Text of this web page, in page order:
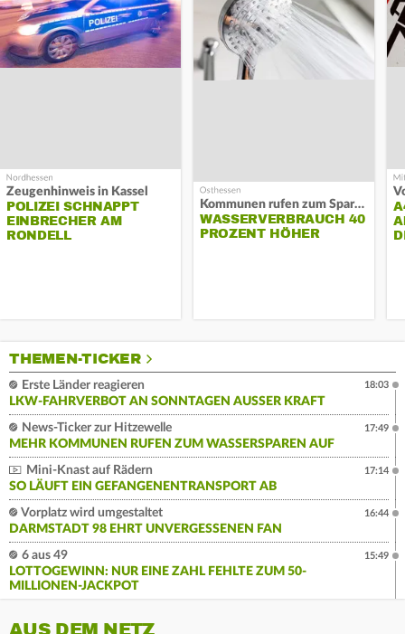
Zeugenhinweis in Kassel
POLIZEI SCHNAPPT
EINBRECHER AM
RONDELL
Kommunen rufen zum Sparen auf
WASSERVERBRAUCH 40
PROZENT HÖHER
THEMEN-TICKER
Erste Länder reagieren
LKW-FAHRVERBOT AN SONNTAGEN AUSSER KRAFT
18:03
News-Ticker zur Hitzewelle
MEHR KOMMUNEN RUFEN ZUM WASSERSPAREN AUF
17:49
Mini-Knast auf Rädern
SO LÄUFT EIN GEFANGENENTRANSPORT AB
17:14
Vorplatz wird umgestaltet
DARMSTADT 98 EHRT UNVERGESSENEN FAN
16:44
6 aus 49
LOTTOGEWINN: NUR EINE ZAHL FEHLTE ZUM 50-
MILLIONEN-JACKPOT
15:49